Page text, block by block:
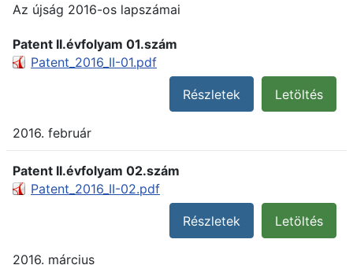
Az újság 2016-os lapszámai
Patent II.évfolyam 01.szám
Patent_2016_II-01.pdf
Letöltés
Részletek
2016. február
Patent II.évfolyam 02.szám
Patent_2016_II-02.pdf
Letöltés
Részletek
2016. március